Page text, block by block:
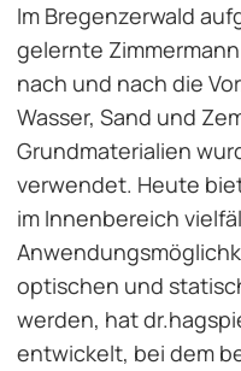
Im Bregenzerwald
gelernte
nach und nach die
Wasser, Sand und
Grundmaterialien
verwendet. Heute
im Innenbereich
optischen und
werden, hat
entwickelt, bei dem